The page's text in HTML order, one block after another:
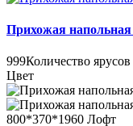
Прихожая
999Количество
Цвет